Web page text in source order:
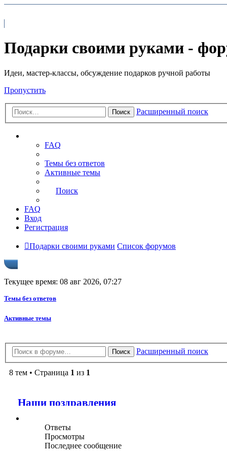
Подарки своими руками -
Идеи, мастер-классы, обсуждение подарков ручной работы
Пропустить
Поиск Расширенный поиск
FAQ
Темы без ответов
Активные темы
Поиск
FAQ
Вход
Регистрация
Подарки своими руками Список форумов
Текущее время: 08 авг 2026, 07:27
Темы без ответов
Активные темы
Поиск Расширенный поиск
8 тем • Страница 1 из 1
Наши поздравления
Ответы
Просмотры
Последнее сообщение